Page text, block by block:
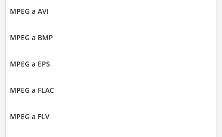
MPEG a AVI
MPEG a BMP
MPEG a EPS
MPEG a FLAC
MPEG a FLV